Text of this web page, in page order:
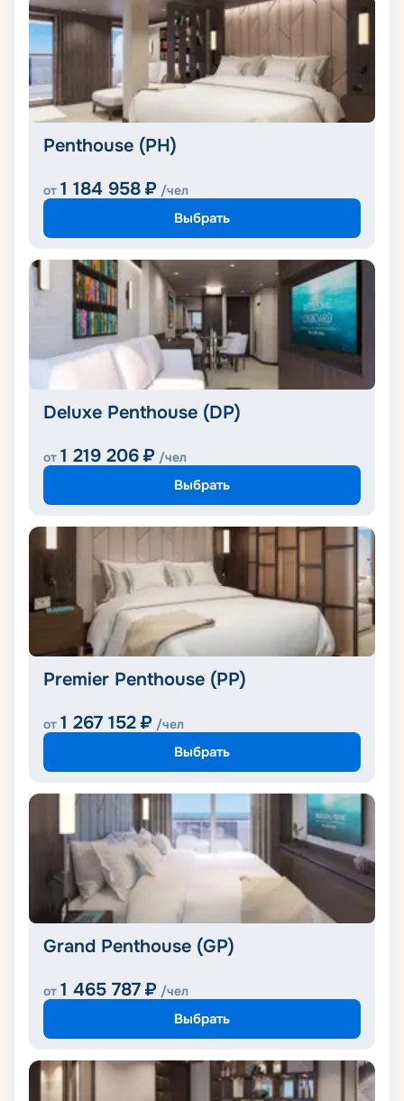
Penthouse (PH)
от 1 184 958 ₽ /чел
Выбрать
Deluxe Penthouse (DP)
от 1 219 206 ₽ /чел
Выбрать
Premier Penthouse (PP)
от 1 267 152 ₽ /чел
Выбрать
Grand Penthouse (GP)
от 1 465 787 ₽ /чел
Выбрать